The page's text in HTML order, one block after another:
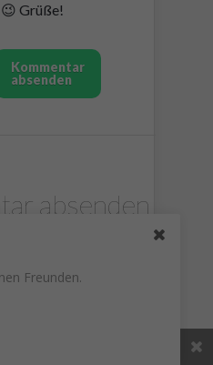
😉 Grüße!
Kommentar
absenden
absenden
wird
Freunden.